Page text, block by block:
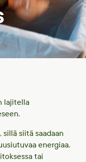
lajitella
siitä saadaan
energiaa.
tai